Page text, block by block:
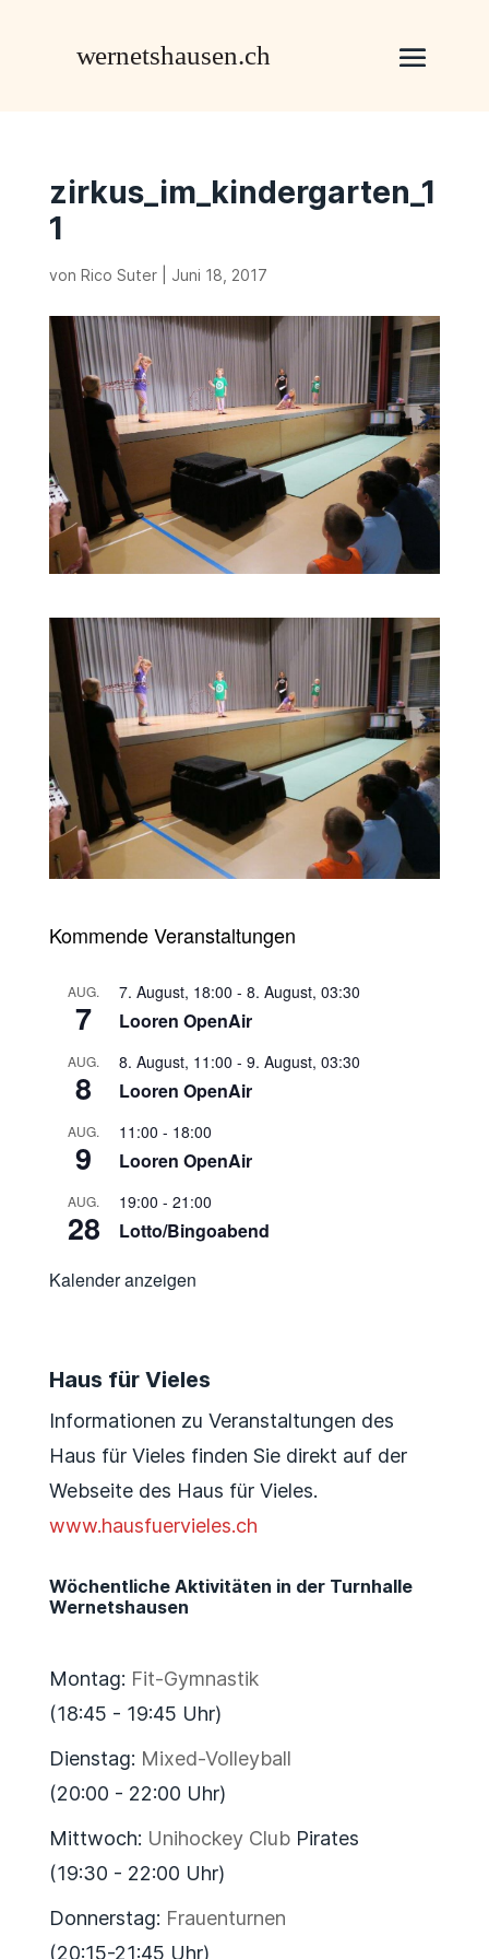
zirkus_im_kindergarten_1
1
von Rico Suter| Juni 18, 2017
Kommende Veranstaltungen
AUG.
7
7. August, 18:00 - 8. August, 03:30
Looren OpenAir
AUG.
8
8. August, 11:00 - 9. August, 03:30
Looren OpenAir
AUG.
9
11:00 - 18:00
Looren OpenAir
AUG.
28
19:00 - 21:00
Lotto/Bingoabend
Kalender anzeigen
Haus für Vieles
Informationen zu Veranstaltungen des
Haus für Vieles finden Sie direkt auf der
Webseite des Haus für Vieles.
www.hausfuervieles.ch
Wöchentliche Aktivitäten in der Turnhalle
Wernetshausen
Montag: Fit-Gymnastik
(18:45 - 19:45 Uhr)
Dienstag: Mixed-Volleyball
(20:00 - 22:00 Uhr)
Mittwoch: Unihockey ClubPirates
(19:30 - 22:00 Uhr)
Donnerstag: Frauenturnen
(20:15-21:45 Uhr)